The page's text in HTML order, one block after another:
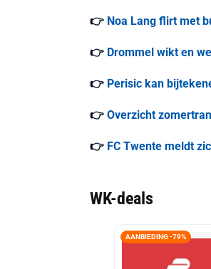
👉 Noa Lang flirt met
👉 Drommel wikt en
👉 Perisic kan
👉 Overzicht
👉 FC Twente meldt
WK-deals
AANBIEDING -79%